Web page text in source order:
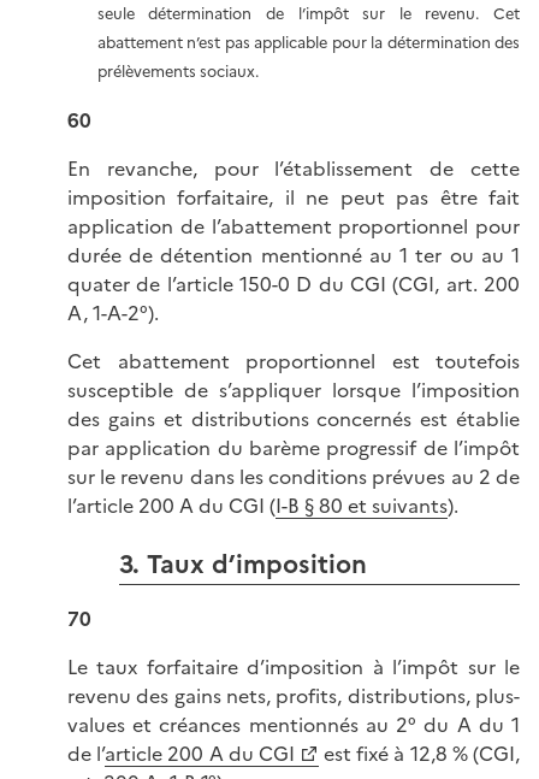
seule détermination de l’impôt sur le revenu. Cet
abattement n’est pas applicable pour la détermination des
prélèvements sociaux.
60
En revanche, pour l’établissement de cette
imposition forfaitaire, il ne peut pas être fait
application de l’abattement proportionnel pour
durée de détention mentionné au 1 ter ou au 1
quater de l’article 150-0 D du CGI (CGI, art. 200
A, 1-A-2°).
Cet abattement proportionnel est toutefois
susceptible de s’appliquer lorsque l’imposition
des gains et distributions concernés est établie
par application du barème progressif de l’impôt
sur le revenu dans les conditions prévues au 2 de
l’article 200 A du CGI (I-B § 80 et suivants).
3. Taux d’imposition
70
Le taux forfaitaire d’imposition à l’impôt sur le
revenu des gains nets, profits, distributions, plus-
values et créances mentionnés au 2° du A du 1
de l’article 200 A du CGI
est fixé à 12,8 % (CGI,